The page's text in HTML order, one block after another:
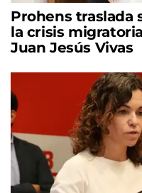
Prohens traslada
la crisis
Juan Jesús Vivas